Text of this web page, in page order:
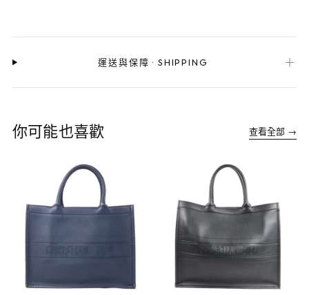
運送與保障 · SHIPPING ＋
你可能也喜歡 查看全部 →